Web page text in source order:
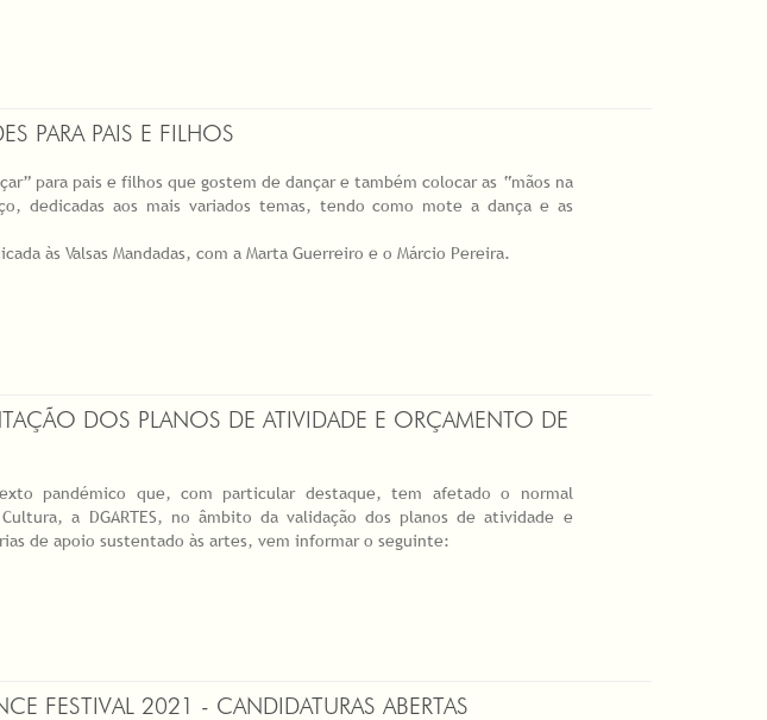
PARA PAIS E FILHOS
para pais e filhos que gostem de dançar e também colocar as “mãos na
dedicadas aos mais variados temas, tendo como mote a dança e as
às Valsas Mandadas, com a Marta Guerreiro e o Márcio Pereira.
DOS PLANOS DE ATIVIDADE E ORÇAMENTO DE
pandémico que, com particular destaque, tem afetado o normal
a DGARTES, no âmbito da validação dos planos de atividade e
de apoio sustentado às artes, vem informar o seguinte:
FESTIVAL 2021 - CANDIDATURAS ABERTAS